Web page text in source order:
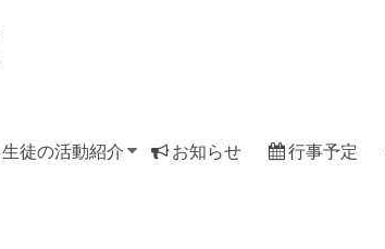
生徒の活動紹介 お知らせ 行事予定